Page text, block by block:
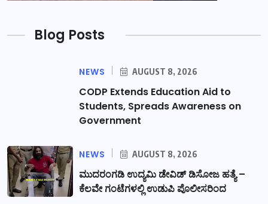
Blog Posts
NEWS AUGUST 8, 2026
CODP Extends Education Aid to
Students, Spreads Awareness on
Government
NEWS AUGUST 8, 2026
ಮುದರಂಗಡಿ ಉದ್ಯಮಿ ಡೇವಿಡ್ ಡಿಸೋಜ ಹತ್ಯೆ –
ಕೆಲವೇ ಗಂಟೆಗಳಲ್ಲಿ ಉಡುಪಿ ಪೊಲೀಸರಿಂದ